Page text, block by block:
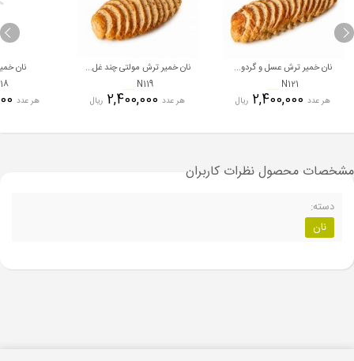
نان خمیر ترش عسل و گردو...
N121
هر عدد ریال
نان خمیر ترش مولتی چند غل...
N119
هر عدد ریال
نان
هر عدد
مشخصات محصولنظرات کاربران
دسته:
نان